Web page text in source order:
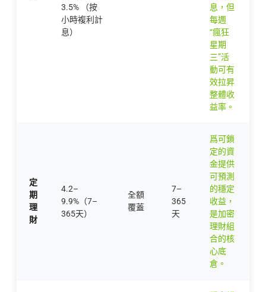
3.5% （按
小時複利計
息）
息，但
每週
“瘋狂
星期
三”活
動可有
效拉昇
整體收
益率。
定
期
理
財
4.2–
9.9%（7–
365天）
全額
覆蓋
7–
365
天
爲可鎖
定的資
金提供
可預測
的穩定
收益，
是加密
理財組
合的核
心底
倉。